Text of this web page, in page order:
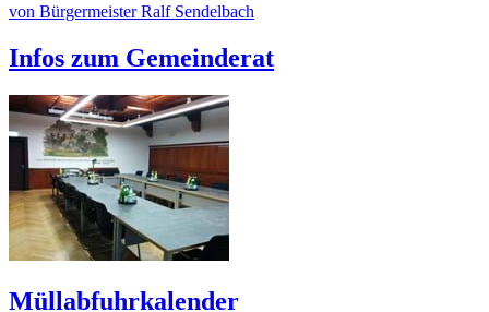
von Bürgermeister Ralf Sendelbach
Infos zum Gemeinderat
Müllabfuhrkalender